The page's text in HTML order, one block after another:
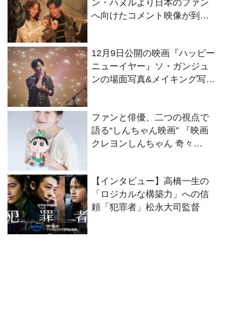
ン・ハヌルより日本のファン
へ向けたコメント映像が到
12月9日公開の映画『ハッピー
ニューイヤー』ソ・ガンジュ
ンの場面写真&メイキング写真
ファンと俳優、二つの視点で
語る“しんちゃん映画” 『映画
クレヨンしんちゃん 奇々
【インタビュー】高橋一生の
「ロジカルな構築力」への信
頼「犯罪者」松永大司監督